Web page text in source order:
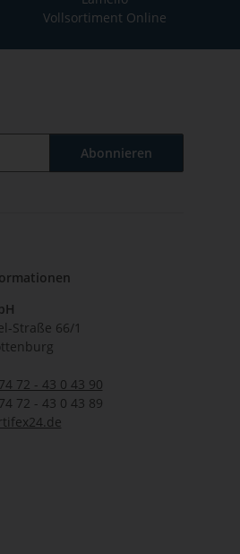
Vollsortiment Online
Abonnieren
Straße 66/1
72 - 43 0 43 90
72 - 43 0 43 89